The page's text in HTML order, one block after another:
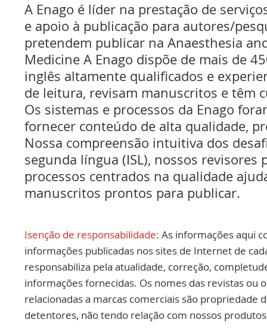
A Enago é líder na prestação de
e apoio à publicação para autores/
pretendem publicar na Anaesthesia
Medicine A Enago dispõe de mais de
inglês altamente qualificados e
de leitura, revisam manuscritos e têm
Os sistemas e processos da Enago
fornecer conteúdo de alta qualidade,
Nossa compreensão intuitiva dos
segunda língua (ISL), nossos revisores
processos centrados na qualidade
manuscritos prontos para publicar.
Isenção de responsabilidade: As informações aqui
informações publicadas nos sites de Internet de
responsabiliza pela atualidade, correção,
informações fornecidas. Os nomes das revistas ou
relacionadas a marcas comerciais são propriedade
detentores, não tendo relação com nossos